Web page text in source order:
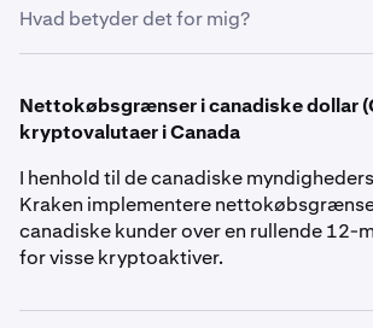
Hvad betyder det for mig?
måned med oplysninger om aktiviteten
konto i den foregående måned. Disse
at sikre tydelig og konsekvent
Nettokøbsgrænser i canadiske dollar
kryptovalutaer i Canada
I henhold til de canadiske
Kraken implementere
canadiske kunder over en rullende 12-
for visse kryptoaktiver.